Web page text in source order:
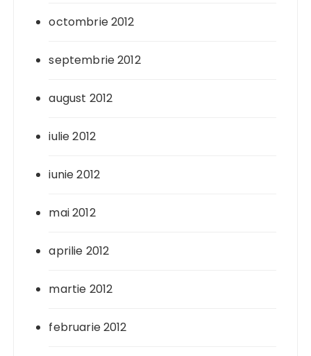
octombrie 2012
septembrie 2012
august 2012
iulie 2012
iunie 2012
mai 2012
aprilie 2012
martie 2012
februarie 2012